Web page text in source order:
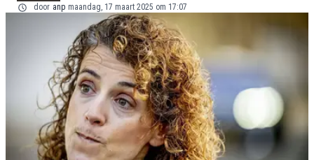
door anp maandag, 17 maart 2025 om 17:07